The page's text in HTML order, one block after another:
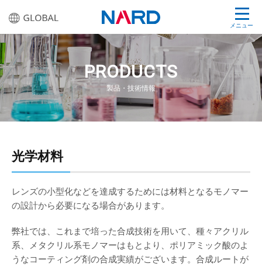
メニュー
PRODUCTS
製品・技術情報
光学材料
レンズの小型化などを達成するためには材料となるモノマー
の設計から必要になる場合があります。
弊社では、これまで培った合成技術を用いて、種々アクリル
系、メタクリル系モノマーはもとより、ポリアミック酸のよ
うなコーティング剤の合成実績がございます。合成ルートが